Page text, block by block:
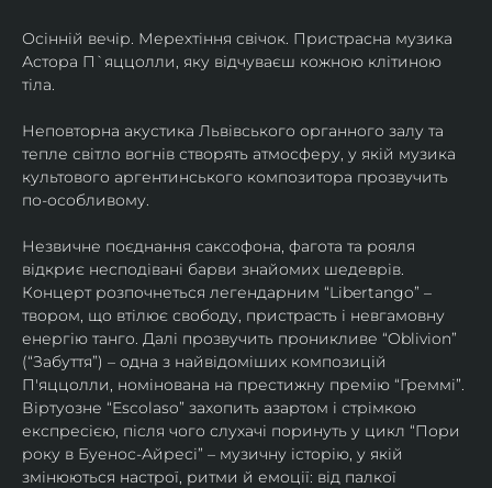
Осінній вечір. Мерехтіння свічок. Пристрасна музика
Астора П`яццолли, яку відчуваєш кожною клітиною
тіла.
Неповторна акустика Львівського органного залу та
тепле світло вогнів створять атмосферу, у якій музика
культового аргентинського композитора прозвучить
по-особливому.
Незвичне поєднання саксофона, фагота та рояля
відкриє несподівані барви знайомих шедеврів.
Концерт розпочнеться легендарним “Libertango” –
твором, що втілює свободу, пристрасть і невгамовну
енергію танго. Далі прозвучить проникливе “Oblivion”
(“Забуття”) – одна з найвідоміших композицій
П'яццолли, номінована на престижну премію “Греммі”.
Віртуозне “Escolaso” захопить азартом і стрімкою
експресією, після чого слухачі поринуть у цикл “Пори
року в Буенос-Айресі” – музичну історію, у якій
змінюються настрої, ритми й емоції: від палкої